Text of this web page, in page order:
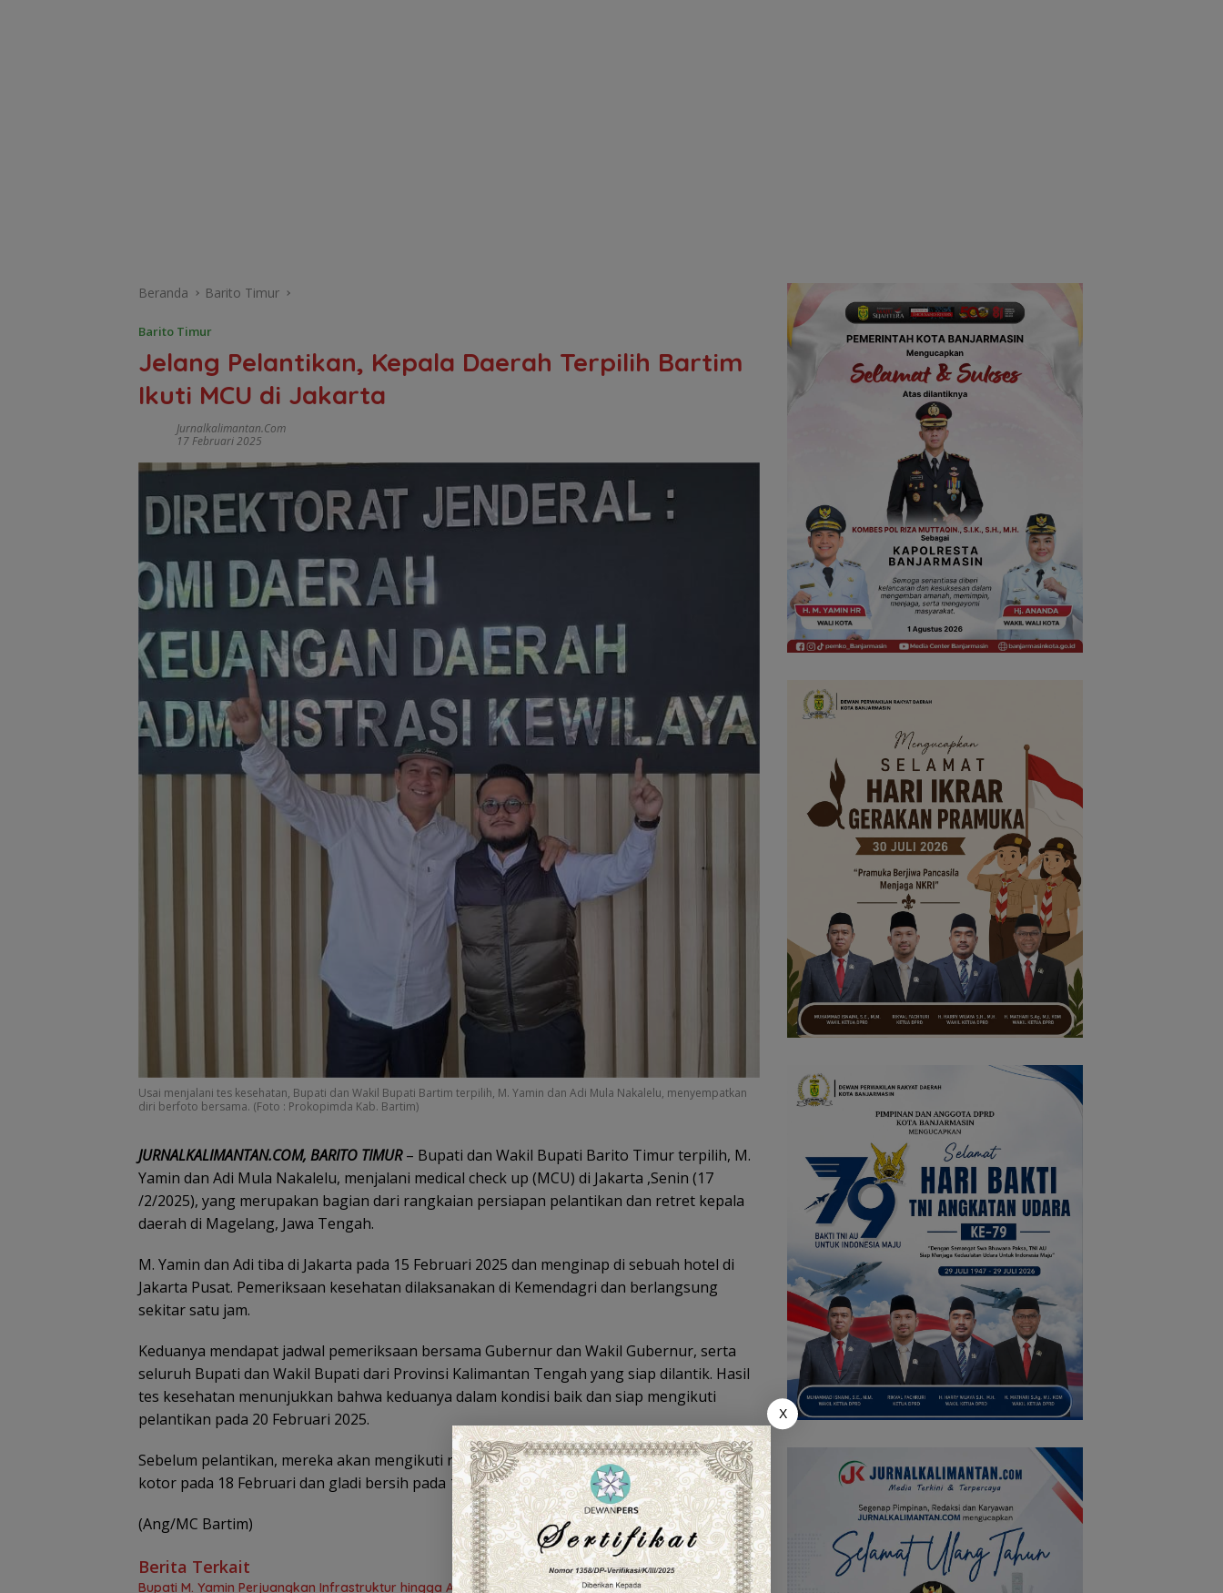
Beranda Barito Timur
Barito Timur
Jelang Pelantikan, Kepala Daerah Terpilih Bartim
Ikuti MCU di Jakarta
Jurnalkalimantan.com
17 Februari 2025
Usai menjalani tes kesehatan, Bupati dan Wakil Bupati Bartim terpilih, M. Yamin dan Adi Mula Nakalelu, menyempatkan
diri berfoto bersama. (Foto : Prokopimda Kab. Bartim)
JURNALKALIMANTAN.COM, BARITO TIMUR– Bupati dan Wakil Bupati Barito Timur terpilih, M.
Yamin dan Adi Mula Nakalelu, menjalani medical check up (MCU) di Jakarta ,Senin (17
/2/2025), yang merupakan bagian dari rangkaian persiapan pelantikan dan retret kepala
daerah di Magelang, Jawa Tengah.
M. Yamin dan Adi tiba di Jakarta pada 15 Februari 2025 dan menginap di sebuah hotel di
Jakarta Pusat. Pemeriksaan kesehatan dilaksanakan di Kemendagri dan berlangsung
sekitar satu jam.
Keduanya mendapat jadwal pemeriksaan bersama Gubernur dan Wakil Gubernur, serta
seluruh Bupati dan Wakil Bupati dari Provinsi Kalimantan Tengah yang siap dilantik. Hasil
tes kesehatan menunjukkan bahwa keduanya dalam kondisi baik dan siap mengikuti
pelantikan pada 20 Februari 2025.
Sebelum pelantikan, mereka akan mengikuti rangkaian kegiatan lainnya, termasuk gladi
kotor pada 18 Februari dan gladi bersih pada 19 Februari.
(Ang/MC Bartim)
Berita Terkait
Bupati M. Yamin Perjuangkan Infrastruktur hingga Air Bersih, Wamendes Beri Sinyal Positif
X